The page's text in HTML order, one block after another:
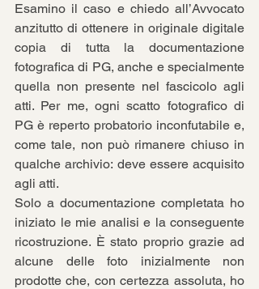
Esamino il caso e chiedo all’Avvocato
anzitutto di ottenere in originale digitale
copia di tutta la documentazione
fotografica di PG, anche e specialmente
quella non presente nel fascicolo agli
atti. Per me, ogni scatto fotografico di
PG è reperto probatorio inconfutabile e,
come tale, non può rimanere chiuso in
qualche archivio: deve essere acquisito
agli atti.
Solo a documentazione completata ho
iniziato le mie analisi e la conseguente
ricostruzione. È stato proprio grazie ad
alcune delle foto inizialmente non
prodotte che, con certezza assoluta, ho